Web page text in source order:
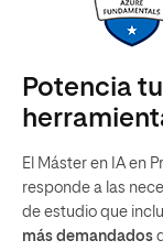
Potencia
El Máster en IA en
responde a las
de estudio que
más demandados